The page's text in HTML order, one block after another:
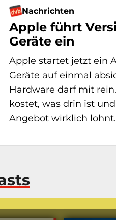
Nachrichten
Apple führt
Geräte ein
Apple startet jetzt ein
Geräte auf einmal
Hardware darf mit
kostet, was drin ist
Angebot wirklich lohnt.